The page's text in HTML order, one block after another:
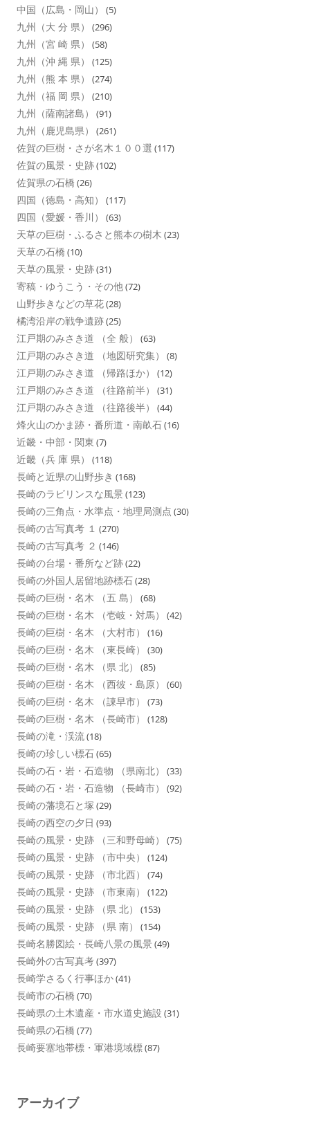
中国（広島・岡山） (5)
九州（大 分 県） (296)
九州（宮 崎 県） (58)
九州（沖 縄 県） (125)
九州（熊 本 県） (274)
九州（福 岡 県） (210)
九州（薩南諸島） (91)
九州（鹿児島県） (261)
佐賀の巨樹・さが名木１００選 (117)
佐賀の風景・史跡(102)
佐賀県の石橋 (26)
四国（徳島・高知） (117)
四国（愛媛・香川） (63)
天草の巨樹・ふるさと熊本の樹木 (23)
天草の石橋 (10)
天草の風景・史跡(31)
寄稿・ゆうこう・その他(72)
山野歩きなどの草花(28)
橘湾沿岸の戦争遺跡(25)
江戸期のみさき道 （全 般） (63)
江戸期のみさき道 （地図研究集） (8)
江戸期のみさき道 （帰路ほか） (12)
江戸期のみさき道 （往路前半） (31)
江戸期のみさき道 （往路後半） (44)
烽火山のかま跡・番所道・南畝石(16)
近畿・中部・関東 (7)
近畿（兵 庫 県） (118)
長崎と近県の山野歩き (168)
長崎のラビリンスな風景 (123)
長崎の三角点・水準点・地理局測点 (30)
長崎の古写真考 １ (270)
長崎の古写真考 ２ (146)
長崎の台場・番所など跡(22)
長崎の外国人居留地跡標石(28)
長崎の巨樹・名木 （五 島） (68)
長崎の巨樹・名木 （壱岐・対馬） (42)
長崎の巨樹・名木 （大村市） (16)
長崎の巨樹・名木 （東長崎） (30)
長崎の巨樹・名木 （県 北） (85)
長崎の巨樹・名木 （西彼・島原） (60)
長崎の巨樹・名木 （諌早市） (73)
長崎の巨樹・名木 （長崎市） (128)
長崎の滝・渓流(18)
長崎の珍しい標石(65)
長崎の石・岩・石造物 （県南北） (33)
長崎の石・岩・石造物 （長崎市） (92)
長崎の藩境石と塚 (29)
長崎の西空の夕日 (93)
長崎の風景・史跡 （三和野母崎） (75)
長崎の風景・史跡 （市中央） (124)
長崎の風景・史跡 （市北西） (74)
長崎の風景・史跡 （市東南） (122)
長崎の風景・史跡 （県 北） (153)
長崎の風景・史跡 （県 南） (154)
長崎名勝図絵・長崎八景の風景 (49)
長崎外の古写真考(397)
長崎学さるく行事ほか(41)
長崎市の石橋 (70)
長崎県の土木遺産・市水道史施設 (31)
長崎県の石橋 (77)
長崎要塞地帯標・軍港境域標(87)
アーカイブ